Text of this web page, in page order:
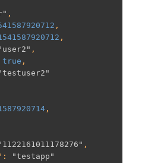
,
,
,
,
true ,
,
,
"testapp"